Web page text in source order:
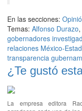
En las secciones:
Temas: Alfonso Durazo,
gobernadores
relaciones México-
transparencia
¿Te gustó
La empresa editora